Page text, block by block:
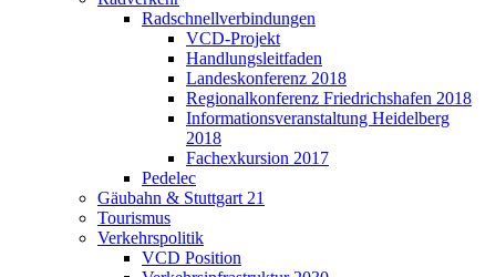
Radschnellverbindungen
VCD-Projekt
Handlungsleitfaden
Landeskonferenz 2018
Regionalkonferenz Friedrichshafen 2018
Informationsveranstaltung Heidelberg
2018
Fachexkursion 2017
Pedelec
Gäubahn & Stuttgart 21
Tourismus
Verkehrspolitik
VCD Position